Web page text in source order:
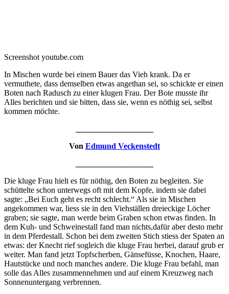
Screenshot youtube.com
In Mischen wurde bei einem Bauer das Vieh krank. Da er
vermuthete, dass demselben etwas angethan sei, so schickte er einen
Boten nach Radusch zu einer klugen Frau. Der Bote musste ihr
Alles berichten und sie bitten, dass sie, wenn es nöthig sei, selbst
kommen möchte.
Von Edmund Veckenstedt
Die kluge Frau hielt es für nöthig, den Boten zu begleiten. Sie
schüttelte schon unterwegs oft mit dem Kopfe, indem sie dabei
sagte: „Bei Euch geht es recht schlecht.“ Als sie in Mischen
angekommen war, liess sie in den Viehställen dreieckige Löcher
graben; sie sagte, man werde beim Graben schon etwas finden. In
dem Kuh- und Schweinestall fand man nichts,dafür aber desto mehr
in dem Pferdestall. Schon bei dem zweiten Stich stiess der Spaten an
etwas: der Knecht rief sogleich die kluge Frau herbei, darauf grub er
weiter. Man fand jetzt Topfscherben, Gänsefüsse, Knochen, Haare,
Hautstücke und noch manches andere. Die kluge Frau befahl, man
solle das Alles zusammennehmen und auf einem Kreuzweg nach
Sonnenuntergang verbrennen.